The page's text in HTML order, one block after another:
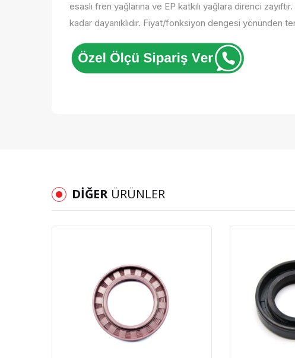
esaslı fren yağlarına ve EP katkılı yağlara direnci
kadar dayanıklıdır. Fiyat/fonksiyon dengesi yönünden
DIĞER ÜRÜNLER